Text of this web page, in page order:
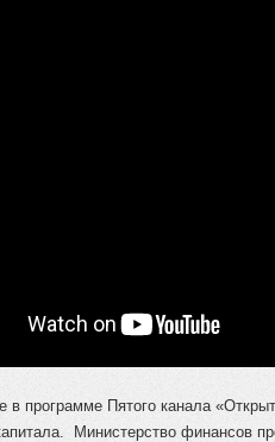
в программе Пятого канала
Министерство финансов